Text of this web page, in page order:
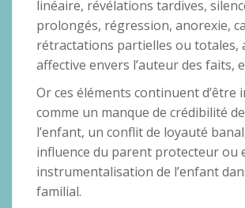
linéaire, révélations tardives,
prolongés, régression, anorexie,
rétractations partielles ou totales,
affective envers l’auteur des faits,
Or ces éléments continuent d’être
comme un manque de crédibilité
l’enfant, un conflit de loyauté
influence du parent protecteur ou
instrumentalisation de l’enfant
familial.